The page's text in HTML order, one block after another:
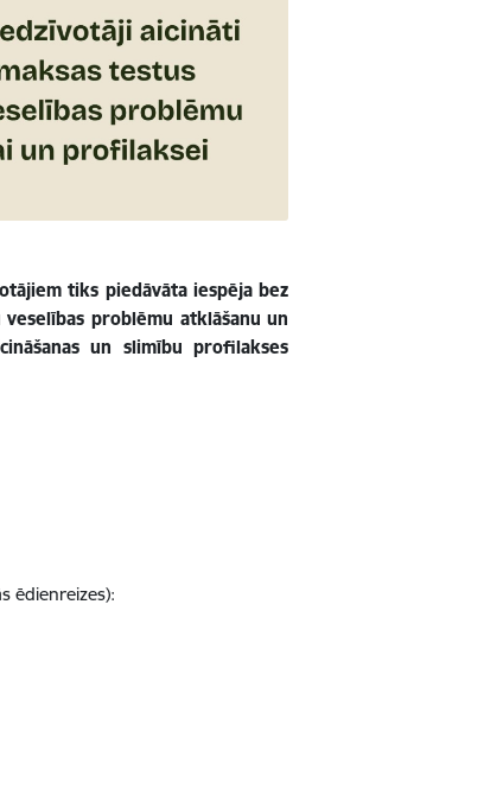
tiks piedāvāta iespēja bez
problēmu atklāšanu un
un slimību profilakses
ēdienreizes):